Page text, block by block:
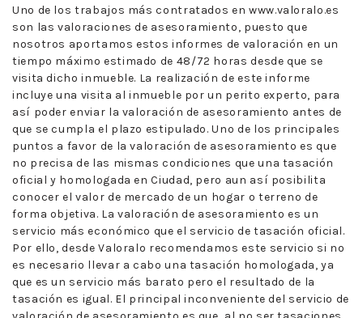
Uno de los trabajos más contratados en www.valoralo.es
son las valoraciones de asesoramiento, puesto que
nosotros aportamos estos informes de valoración en un
tiempo máximo estimado de 48/72 horas desde que se
visita dicho inmueble. La realización de este informe
incluye una visita al inmueble por un perito experto, para
así poder enviar la valoración de asesoramiento antes de
que se cumpla el plazo estipulado. Uno de los principales
puntos a favor de la valoración de asesoramiento es que
no precisa de las mismas condiciones que una tasación
oficial y homologada en Ciudad, pero aun así posibilita
conocer el valor de mercado de un hogar o terreno de
forma objetiva. La valoración de asesoramiento es un
servicio más económico que el servicio de tasación oficial.
Por ello, desde Valoralo recomendamos este servicio si no
es necesario llevar a cabo una tasación homologada, ya
que es un servicio más barato pero el resultado de la
tasación es igual. El principal inconveniente del servicio de